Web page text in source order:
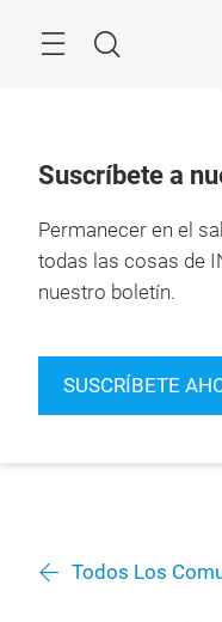
Buscar
Suscríbete a
Permanecer en el
todas las cosas de
nuestro boletín.
SUSCRÍBETE
Todos Los